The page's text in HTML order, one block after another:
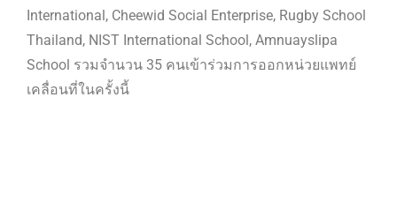
International, Cheewid Social Enterprise, Rugby School
Thailand, NIST International School, Amnuayslipa
School รวมจำนวน 35 คนเข้าร่วมการออกหน่วยแพทย์
เคลื่อนที่ในครั้งนี้